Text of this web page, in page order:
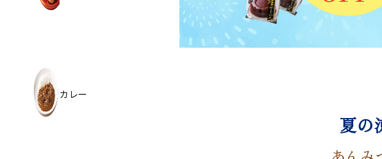
カレー
夏の